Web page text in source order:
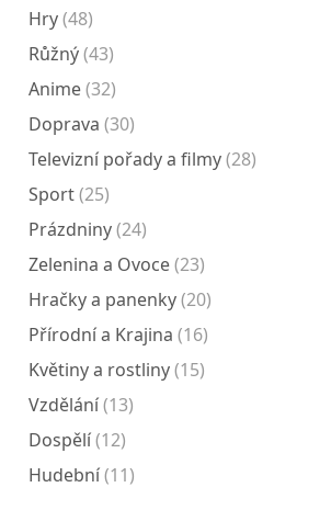
Hry(48)
Růžný(43)
Anime(32)
Doprava (30)
Televizní pořady a filmy(28)
Sport(25)
Prázdniny(24)
Zelenina a Ovoce(23)
Hračky a panenky(20)
Přírodní a Krajina (16)
Květiny a rostliny(15)
Vzdělání(13)
Dospělí(12)
Hudební(11)